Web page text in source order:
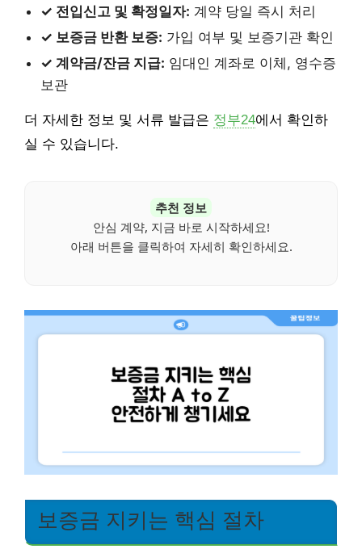
✓ 전입신고 및 확정일자: 계약 당일 즉시 처리
✓ 보증금 반환 보증: 가입 여부 및 보증기관 확인
✓ 계약금/잔금 지급: 임대인 계좌로 이체, 영수증
보관
더 자세한 정보 및 서류 발급은 정부24에서 확인하
실 수 있습니다.
추천 정보
안심 계약, 지금 바로 시작하세요!
아래 버튼을 클릭하여 자세히 확인하세요.
보증금 지키는 핵심 절차